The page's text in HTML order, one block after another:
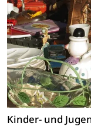
Kinder- und